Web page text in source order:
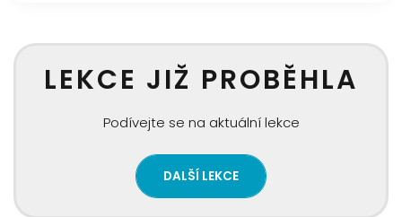
LEKCE JIŽ PROBĚHLA
Podívejte se na aktuální lekce
DALŠÍ LEKCE